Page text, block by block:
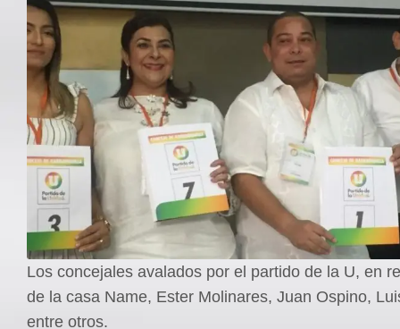
Los concejales avalados por el partido de la U, en
de la casa Name, Ester Molinares, Juan Ospino,
entre otros.